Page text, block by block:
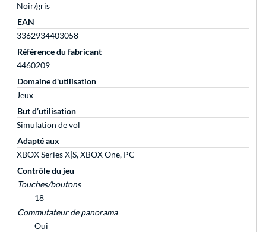
Noir/gris
EAN
3362934403058
Référence du fabricant
4460209
Domaine d'utilisation
Jeux
But d’utilisation
Simulation de vol
Adapté aux
XBOX Series X|S, XBOX One, PC
Contrôle du jeu
Touches/boutons
18
Commutateur de panorama
Oui